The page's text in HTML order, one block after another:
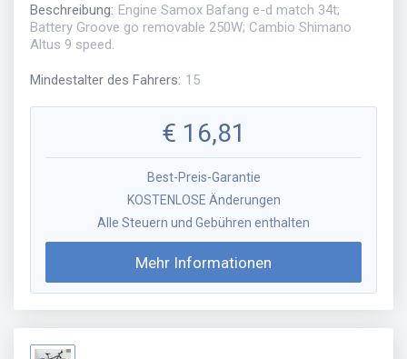
Beschreibung: Engine Samox Bafang e-d match 34t;
Battery Groove go removable 250W; Cambio Shimano
Altus 9 speed.
Mindestalter des Fahrers: 15
€ 16,81
Best-Preis-Garantie
KOSTENLOSE Änderungen
Alle Steuern und Gebühren enthalten
Mehr Informationen